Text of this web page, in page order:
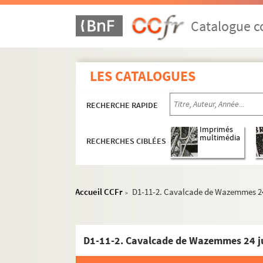
Catalogue
LES CATALOGUES
RECHERCHE RAPIDE
RECHERCHES CIBLÉES
Imprimés
multimédia
Accueil CCFr > D1-11-2. Cavalcade de Wazemmes
D1-11-2. Cavalcade de Wazemmes 24